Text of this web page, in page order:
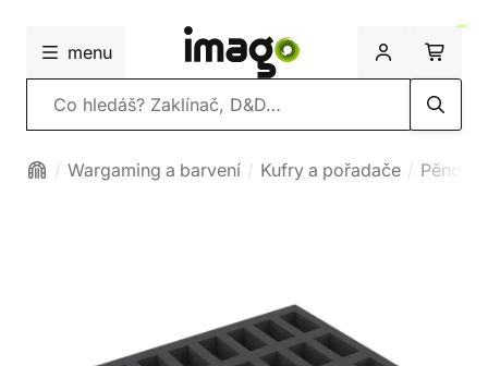
menu
Vyhledávání
Wargaming a barvení Kufry a pořadače Pěnové